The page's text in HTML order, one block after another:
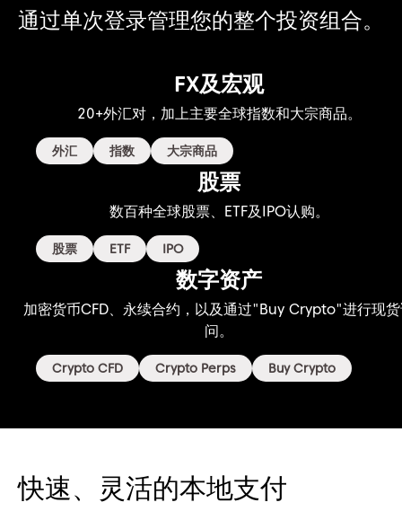
通过单次登录管理您的整个投资组合。
FX及宏观
20+外汇对，加上主要全球指数和大宗商品。
外汇 指数 大宗商品
股票
数百种全球股票、 ETF及IPO认购。
股票 ETF IPO
数字资产
加密货币CFD、永续合约， 以及通过"Buy Crypto"进行现
问。
Crypto CFD Crypto Perps Buy Crypto
快速、灵活的本地支付